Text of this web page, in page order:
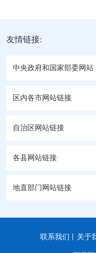
友情链接:
中央政府和国家部委网站
区内各市网站链接
自治区网站链接
各县网站链接
地直部门网站链接
联系我们 关于